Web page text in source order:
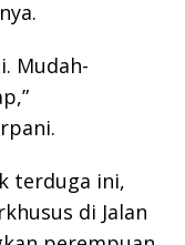
Mudah-
terduga ini,
di Jalan